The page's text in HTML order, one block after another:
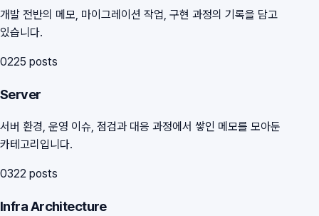
개발 전반의 메모, 마이그레이션 작업, 구현 과정의 기록을 담고
있습니다.
0225 posts
Server
서버 환경, 운영 이슈, 점검과 대응 과정에서 쌓인 메모를 모아둔
카테고리입니다.
0322 posts
Infra Architecture